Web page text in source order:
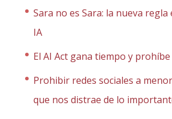
Sara no es Sara: la nueva
IA
El AI Act gana tiempo y
Prohibir redes sociales a
que nos distrae de lo